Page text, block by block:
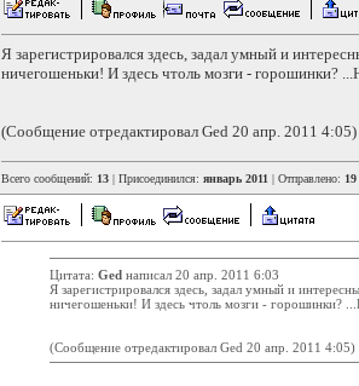
Я зарегистрировался здесь, задал умный и
ничегошеньки! И здесь чтоль мозги - горошинки?
(Сообщение отредактировал Ged 20 апр. 2011 4:05)
Всего сообщений: 13 | Присоединился: январь 2011 | Отправлено:
Цитата: Ged написал 20 апр. 2011 6:03
Я зарегистрировался здесь, задал умный и
ничегошеньки! И здесь чтоль мозги - горошинки?
(Сообщение отредактировал Ged 20 апр. 2011 4:05)